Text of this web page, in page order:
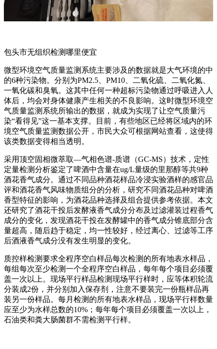
包头市无组织检测哪里便宜
微型环境空气质量监测系统主要涉及的数据就是大气环境的中
的6种污染物。分别为PM2.5、PM10、二氧化硫、二氧化氮、
一氧化碳和臭氧。这其中任何一种超标污染物通过呼吸进入人
体后，均会对身体健康产生相关的不良影响。这时微型环境空
气质量监测系统所输出的数据，就成为实现了让空气质量污
染“看得见”这一基本支撑。目前，有些地区已经将区域内的环
境空气质量监测数据公开，市民大众可根据网站查看，这使得
该类数据变得相当透明。
采用顶空固相微萃取—气相色谱-质谱（GC-MS）技术，定性
定量检测分析鉴定了啤酒中含量在ug/L量级的里那醇等共9种
酒花香气成分。通过不同品种酒花样品冷浸实验酒样的感官品
评和酒花香气风味物质组分的分析，研究不同酒花品种对啤酒
香型特征的影响，为酒花品种选择及组合提供参考依据。本文
还研究了酒花干投后发酵液香气成分分布及过滤灌装过程香气
成分的变化，发现酒花干投在发酵罐中的香气成分锥底部分含
量超高，随后趋于稳定，均一性较好，经过离心、过滤等工序
后酒液香气成分没有发生明显的变化。
质控样检测要求全程序空白样品每次检测的所有地表水样品，
每组每次至少检测一个全程序空白样品，每年每个项目必须覆
盖一次以上。现场平行样品检测现场平行样时，应等体积轮流
分装成2份，并分别加入保存剂，注意不要装完一份瓶样品再
装另一份样品。每月检测的所有地表水样品，现场平行样数量
应至少为水样总数的10%；每年每个项目必须覆盖一次以上，
石油类和粪大肠菌群不需检测平行样。